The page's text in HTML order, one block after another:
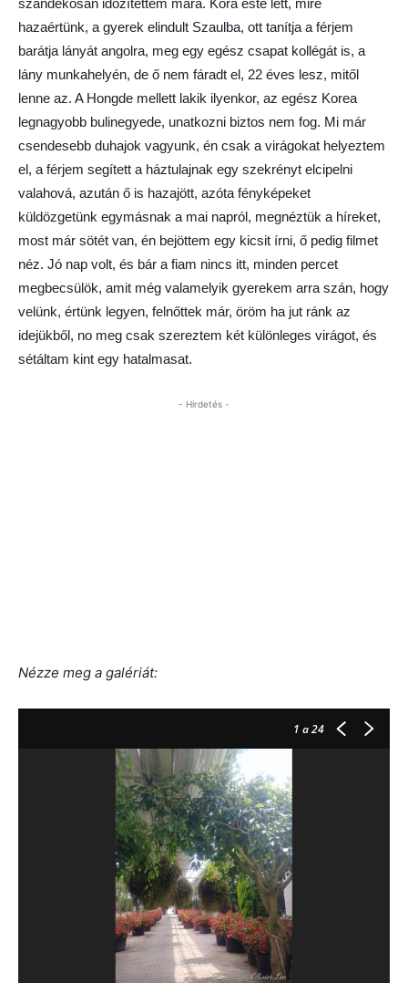
szándékosan időzítettem mára. Kora este lett, mire
hazaértünk, a gyerek elindult Szaulba, ott tanítja a férjem
barátja lányát angolra, meg egy egész csapat kollégát is, a
lány munkahelyén, de ő nem fáradt el, 22 éves lesz, mitől
lenne az. A Hongde mellett lakik ilyenkor, az egész Korea
legnagyobb bulinegyede, unatkozni biztos nem fog. Mi már
csendesebb duhajok vagyunk, én csak a virágokat helyeztem
el, a férjem segített a háztulajnak egy szekrényt elcipelni
valahová, azután ő is hazajött, azóta fényképeket
küldözgetünk egymásnak a mai napról, megnéztük a híreket,
most már sötét van, én bejöttem egy kicsit írni, ő pedig filmet
néz. Jó nap volt, és bár a fiam nincs itt, minden percet
megbecsülök, amit még valamelyik gyerekem arra szán, hogy
velünk, értünk legyen, felnőttek már, öröm ha jut ránk az
idejükből, no meg csak szereztem két különleges virágot, és
sétáltam kint egy hatalmasat.
- Hirdetés -
Nézze meg a galériát:
1 a 24